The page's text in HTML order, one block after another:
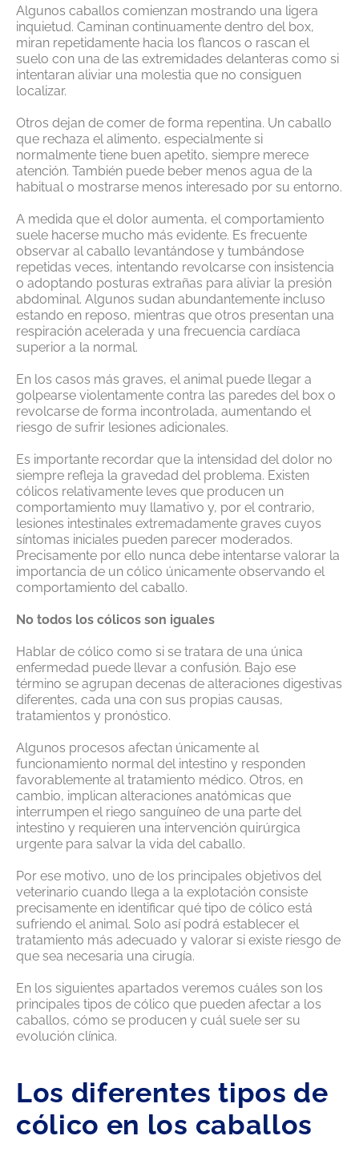
Algunos caballos comienzan mostrando una ligera
inquietud. Caminan continuamente dentro del box,
miran repetidamente hacia los flancos o rascan el
suelo con una de las extremidades delanteras como si
intentaran aliviar una molestia que no consiguen
localizar.
Otros dejan de comer de forma repentina. Un caballo
que rechaza el alimento, especialmente si
normalmente tiene buen apetito, siempre merece
atención. También puede beber menos agua de la
habitual o mostrarse menos interesado por su entorno.
A medida que el dolor aumenta, el comportamiento
suele hacerse mucho más evidente. Es frecuente
observar al caballo levantándose y tumbándose
repetidas veces, intentando revolcarse con insistencia
o adoptando posturas extrañas para aliviar la presión
abdominal. Algunos sudan abundantemente incluso
estando en reposo, mientras que otros presentan una
respiración acelerada y una frecuencia cardíaca
superior a la normal.
En los casos más graves, el animal puede llegar a
golpearse violentamente contra las paredes del box o
revolcarse de forma incontrolada, aumentando el
riesgo de sufrir lesiones adicionales.
Es importante recordar que la intensidad del dolor no
siempre refleja la gravedad del problema. Existen
cólicos relativamente leves que producen un
comportamiento muy llamativo y, por el contrario,
lesiones intestinales extremadamente graves cuyos
síntomas iniciales pueden parecer moderados.
Precisamente por ello nunca debe intentarse valorar la
importancia de un cólico únicamente observando el
comportamiento del caballo.
No todos los cólicos son iguales
Hablar de cólico como si se tratara de una única
enfermedad puede llevar a confusión. Bajo ese
término se agrupan decenas de alteraciones digestivas
diferentes, cada una con sus propias causas,
tratamientos y pronóstico.
Algunos procesos afectan únicamente al
funcionamiento normal del intestino y responden
favorablemente al tratamiento médico. Otros, en
cambio, implican alteraciones anatómicas que
interrumpen el riego sanguíneo de una parte del
intestino y requieren una intervención quirúrgica
urgente para salvar la vida del caballo.
Por ese motivo, uno de los principales objetivos del
veterinario cuando llega a la explotación consiste
precisamente en identificar qué tipo de cólico está
sufriendo el animal. Solo así podrá establecer el
tratamiento más adecuado y valorar si existe riesgo de
que sea necesaria una cirugía.
En los siguientes apartados veremos cuáles son los
principales tipos de cólico que pueden afectar a los
caballos, cómo se producen y cuál suele ser su
evolución clínica.
Los diferentes tipos de
cólico en los caballos